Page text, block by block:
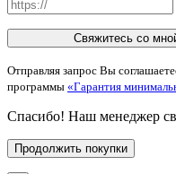
Свяжитесь со
Отправляя запрос Вы
программы «Гарантия
Спасибо! Наш менеджер
Продолжить покупки